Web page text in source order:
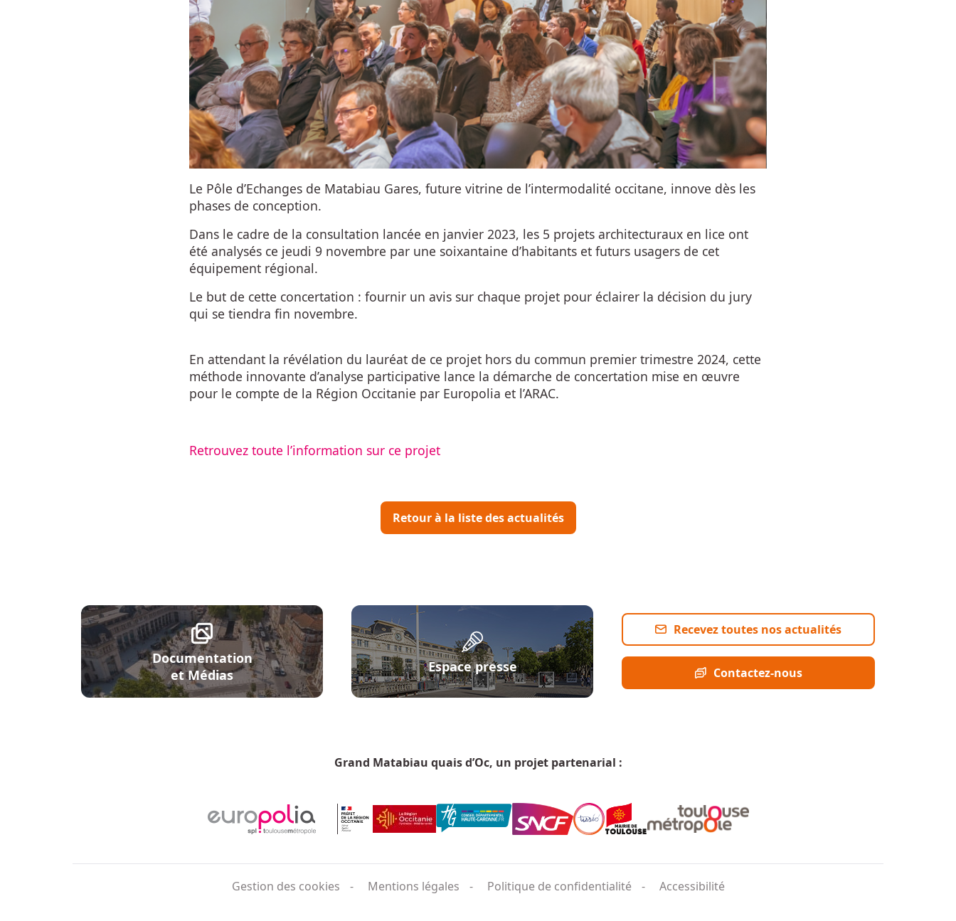
Le Pôle d’Echanges de Matabiau Gares, future vitrine de l’intermodalité occitane, innove dès les
phases de conception.
Dans le cadre de la consultation lancée en janvier 2023, les 5 projets architecturaux en lice ont
été analysés ce jeudi 9 novembre par une soixantaine d’habitants et futurs usagers de cet
équipement régional.
Le but de cette concertation : fournir un avis sur chaque projet pour éclairer la décision du jury
qui se tiendra fin novembre.
En attendant la révélation du lauréat de ce projet hors du commun premier trimestre 2024, cette
méthode innovante d’analyse participative lance la démarche de concertation mise en œuvre
pour le compte de la Région Occitanie par Europolia et l’ARAC.
Retrouvez toute l’information sur ce projet
Retour à la liste des actualités
Documentation
et Médias
Espace presse
Recevez toutes nos actualités
Contactez-nous
Grand Matabiau quais d’Oc, un projet partenarial :
Gestion des cookies
Mentions légales Politique de confidentialité Accessibilité